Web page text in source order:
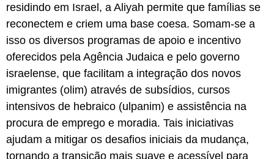
residindo em Israel, a Aliyah permite que famílias se
reconectem e criem uma base coesa. Somam-se a
isso os diversos programas de apoio e incentivo
oferecidos pela Agência Judaica e pelo governo
israelense, que facilitam a integração dos novos
imigrantes (olim) através de subsídios, cursos
intensivos de hebraico (ulpanim) e assistência na
procura de emprego e moradia. Tais iniciativas
ajudam a mitigar os desafios iniciais da mudança,
tornando a transição mais suave e acessível para